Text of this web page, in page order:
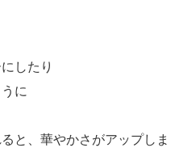
したり
に
と、華やかさがアップしま